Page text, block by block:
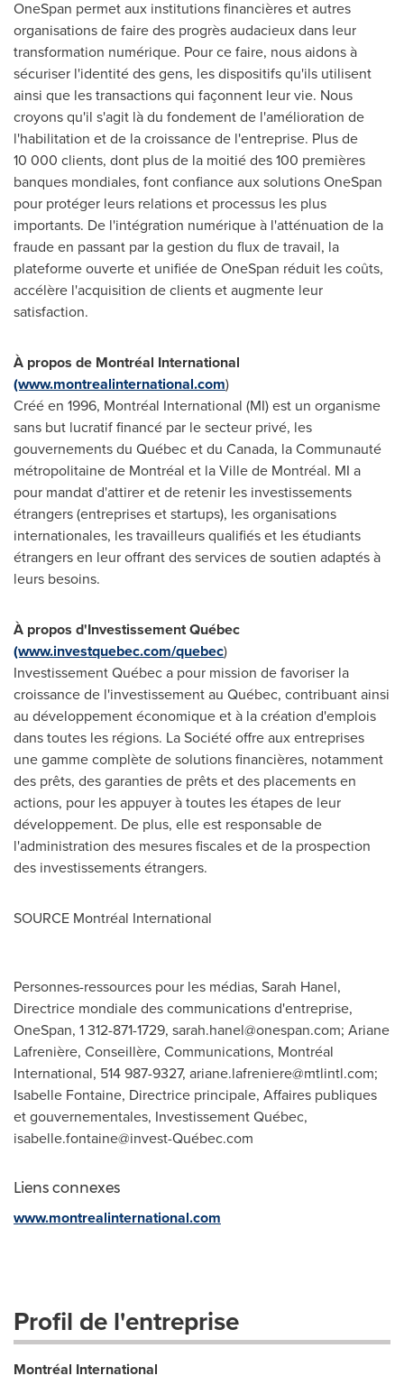
OneSpan permet aux institutions financières et autres
organisations de faire des progrès audacieux dans leur
transformation numérique. Pour ce faire, nous aidons à
sécuriser l'identité des gens, les dispositifs qu'ils utilisent
ainsi que les transactions qui façonnent leur vie. Nous
croyons qu'il s'agit là du fondement de l'amélioration de
l'habilitation et de la croissance de l'entreprise. Plus de
10 000 clients, dont plus de la moitié des 100 premières
banques mondiales, font confiance aux solutions OneSpan
pour protéger leurs relations et processus les plus
importants. De l'intégration numérique à l'atténuation de la
fraude en passant par la gestion du flux de travail, la
plateforme ouverte et unifiée de OneSpan réduit les coûts,
accélère l'acquisition de clients et augmente leur
satisfaction.
À propos de Montréal International
(www.montrealinternational.com)
Créé en 1996, Montréal International (MI) est un organisme
sans but lucratif financé par le secteur privé, les
gouvernements du Québec et du Canada, la Communauté
métropolitaine de Montréal et la Ville de Montréal. MI a
pour mandat d'attirer et de retenir les investissements
étrangers (entreprises et startups), les organisations
internationales, les travailleurs qualifiés et les étudiants
étrangers en leur offrant des services de soutien adaptés à
leurs besoins.
À propos d'Investissement Québec
(www.investquebec.com/quebec)
Investissement Québec a pour mission de favoriser la
croissance de l'investissement au Québec, contribuant ainsi
au développement économique et à la création d'emplois
dans toutes les régions. La Société offre aux entreprises
une gamme complète de solutions financières, notamment
des prêts, des garanties de prêts et des placements en
actions, pour les appuyer à toutes les étapes de leur
développement. De plus, elle est responsable de
l'administration des mesures fiscales et de la prospection
des investissements étrangers.
SOURCE Montréal International
Personnes-ressources pour les médias, Sarah Hanel,
Directrice mondiale des communications d'entreprise,
OneSpan, 1 312-871-1729, sarah.hanel@onespan.com; Ariane
Lafrenière, Conseillère, Communications, Montréal
International, 514 987-9327, ariane.lafreniere@mtlintl.com;
Isabelle Fontaine, Directrice principale, Affaires publiques
et gouvernementales, Investissement Québec,
isabelle.fontaine@invest-Québec.com
Liens connexes
www.montrealinternational.com
Profil de l'entreprise
Montréal International